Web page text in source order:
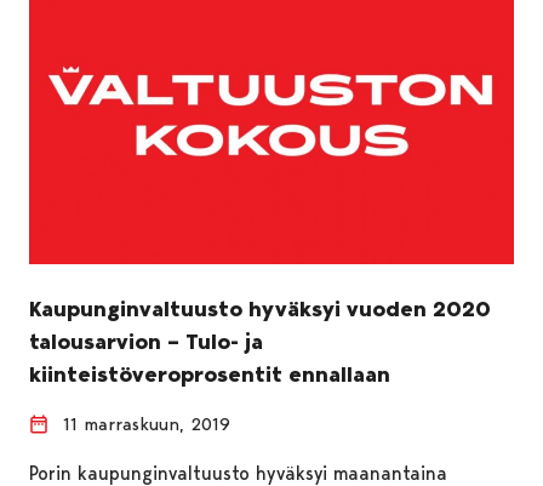
Kaupunginvaltuusto hyväksyi vuoden 2020
talousarvion – Tulo- ja
kiinteistöveroprosentit ennallaan
11 marraskuun, 2019
Porin kaupunginvaltuusto hyväksyi maanantaina